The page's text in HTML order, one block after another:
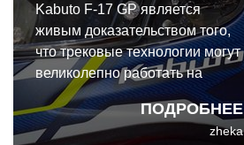
ПОДРОБНЕЕ
Kabuto F-17 GP является
живым доказательством того,
что трековые технологии могут
великолепно работать на
улице. И даже для такого
райдера выходного дня, как я,
преимущества Kabuto F-17 GP
zheka